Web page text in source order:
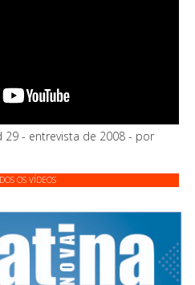
29 - entrevista de 2008 - por
OS VÍDEOS